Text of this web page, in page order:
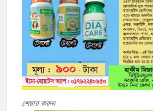
শেয়ার করুন